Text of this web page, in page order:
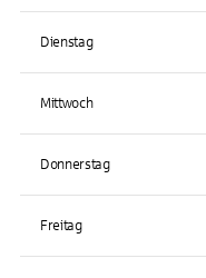
Dienstag
Mittwoch
Donnerstag
Freitag